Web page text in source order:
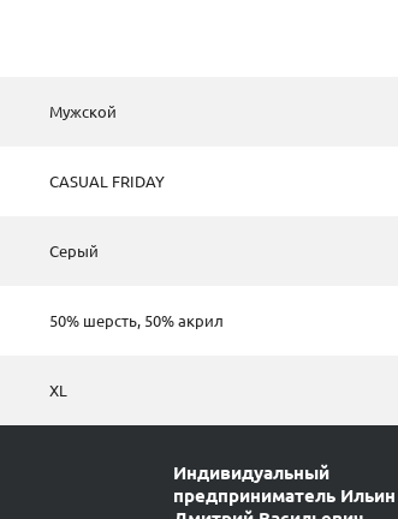
Мужской
CASUAL FRIDAY
Серый
50% шерсть, 50% акрил
XL
Индивидуальный
предприниматель Ильин